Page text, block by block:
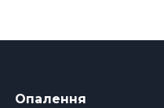
Опалення